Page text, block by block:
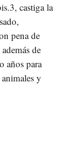
castiga la
pena de
además de
años para
y